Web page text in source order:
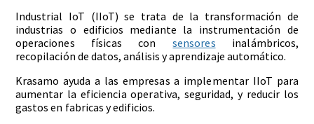
Industrial IoT (IIoT) se trata de la transformación de
industrias o edificios mediante la instrumentación de
operaciones físicas consensores inalámbricos,
recopilación de datos, análisis y aprendizaje automático.
Krasamo ayuda a las empresas a implementar IIoT para
aumentar la eficiencia operativa, seguridad, y reducir los
gastos en fabricas y edificios.